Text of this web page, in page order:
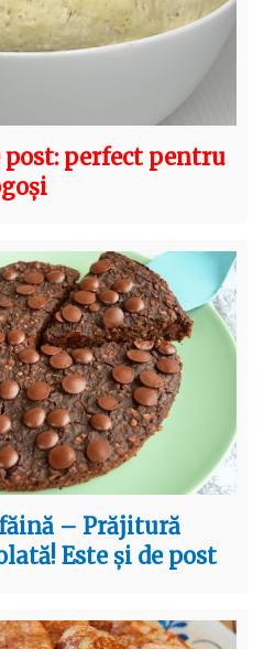
post: perfect pentru
– Prăjitură
Este și de post